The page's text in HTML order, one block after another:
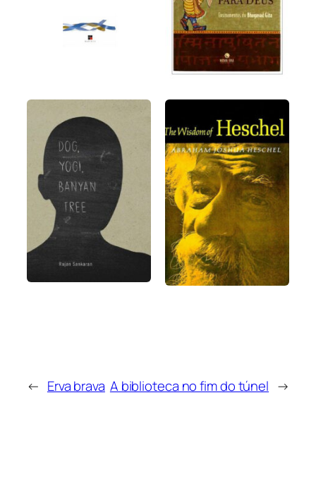
← Erva brava A biblioteca no fim do túnel →